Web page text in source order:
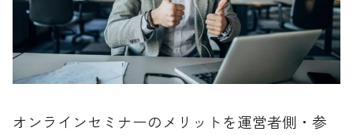
オンラインセミナーのメリットを運営者側・参